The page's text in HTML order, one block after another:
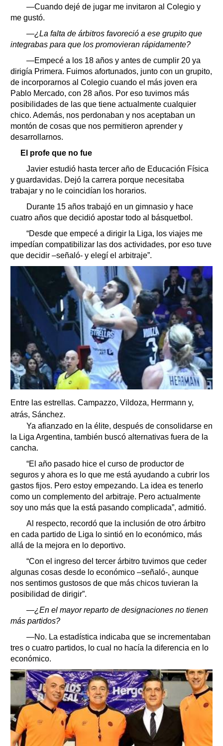
—Cuando dejé de jugar me invitaron al Colegio y
me gustó.
—¿La falta de árbitros favoreció a ese grupito que
integrabas para que los promovieran rápidamente?
—Empecé a los 18 años y antes de cumplir 20 ya
dirigía Primera. Fuimos afortunados, junto con un grupito,
de incorporarnos al Colegio cuando el más joven era
Pablo Mercado, con 28 años. Por eso tuvimos más
posibilidades de las que tiene actualmente cualquier
chico. Además, nos perdonaban y nos aceptaban un
montón de cosas que nos permitieron aprender y
desarrollarnos.
El profe que no fue
Javier estudió hasta tercer año de Educación Física
y guardavidas. Dejó la carrera porque necesitaba
trabajar y no le coincidían los horarios.
Durante 15 años trabajó en un gimnasio y hace
cuatro años que decidió apostar todo al básquetbol.
“Desde que empecé a dirigir la Liga, los viajes me
impedían compatibilizar las dos actividades, por eso tuve
que decidir –señaló- y elegí el arbitraje”.
Entre las estrellas. Campazzo, Vildoza, Herrmann y,
atrás, Sánchez.
Ya afianzado en la élite, después de consolidarse en
la Liga Argentina, también buscó alternativas fuera de la
cancha.
“El año pasado hice el curso de productor de
seguros y ahora es lo que me está ayudando a cubrir los
gastos fijos. Pero estoy empezando. La idea es tenerlo
como un complemento del arbitraje. Pero actualmente
soy uno más que la está pasando complicada”, admitió.
Al respecto, recordó que la inclusión de otro árbitro
en cada partido de Liga lo sintió en lo económico, más
allá de la mejora en lo deportivo.
“Con el ingreso del tercer árbitro tuvimos que ceder
algunas cosas desde lo económico –señaló-, aunque
nos sentimos gustosos de que más chicos tuvieran la
posibilidad de dirigir”.
—¿En el mayor reparto de designaciones no tienen
más partidos?
—No. La estadística indicaba que se incrementaban
tres o cuatro partidos, lo cual no hacía la diferencia en lo
económico.